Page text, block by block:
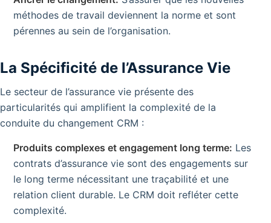
méthodes de travail deviennent la norme et sont
pérennes au sein de l’organisation.
La Spécificité de l’Assurance Vie
Le secteur de l’assurance vie présente des
particularités qui amplifient la complexité de la
conduite du changement CRM :
Produits complexes et engagement long terme: Les
contrats d’assurance vie sont des engagements sur
le long terme nécessitant une traçabilité et une
relation client durable. Le CRM doit refléter cette
complexité.